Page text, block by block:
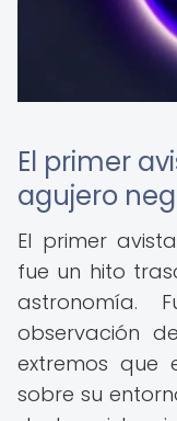
El primer
agujero
El primer
fue un hito
astronomía.
observación
extremos que
sobre su